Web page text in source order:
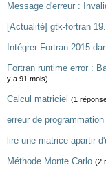
Message d'erreur :
[Actualité] gtk-fortran
Intégrer Fortran 2015
Fortran runtime error :
y a 91 mois)
Calcul matriciel (1
erreur de
lire une matrice apartir
Méthode Monte Carlo (2